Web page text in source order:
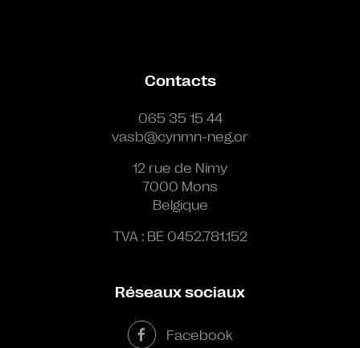
Contacts
065 35 15 44
vasb@cynmn-neg.or
12 rue de Nimy
7000 Mons
Belgique
TVA : BE 0452.781.152
Réseaux sociaux
Facebook